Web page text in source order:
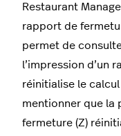
Restaurant
rapport de
permet de
l’impression d’un
réinitialise le
mentionner que la
fermeture (Z)